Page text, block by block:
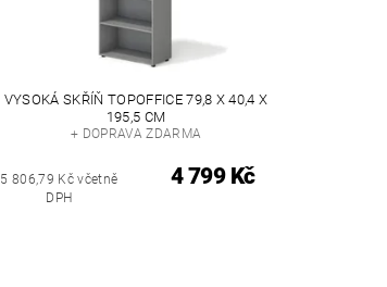
VYSOKÁ SKŘÍŇ TOPOFFICE 79,8 X 40,4 X
195,5 CM
+ DOPRAVA ZDARMA
5 806,79 Kč včetně
DPH
4 799 Kč